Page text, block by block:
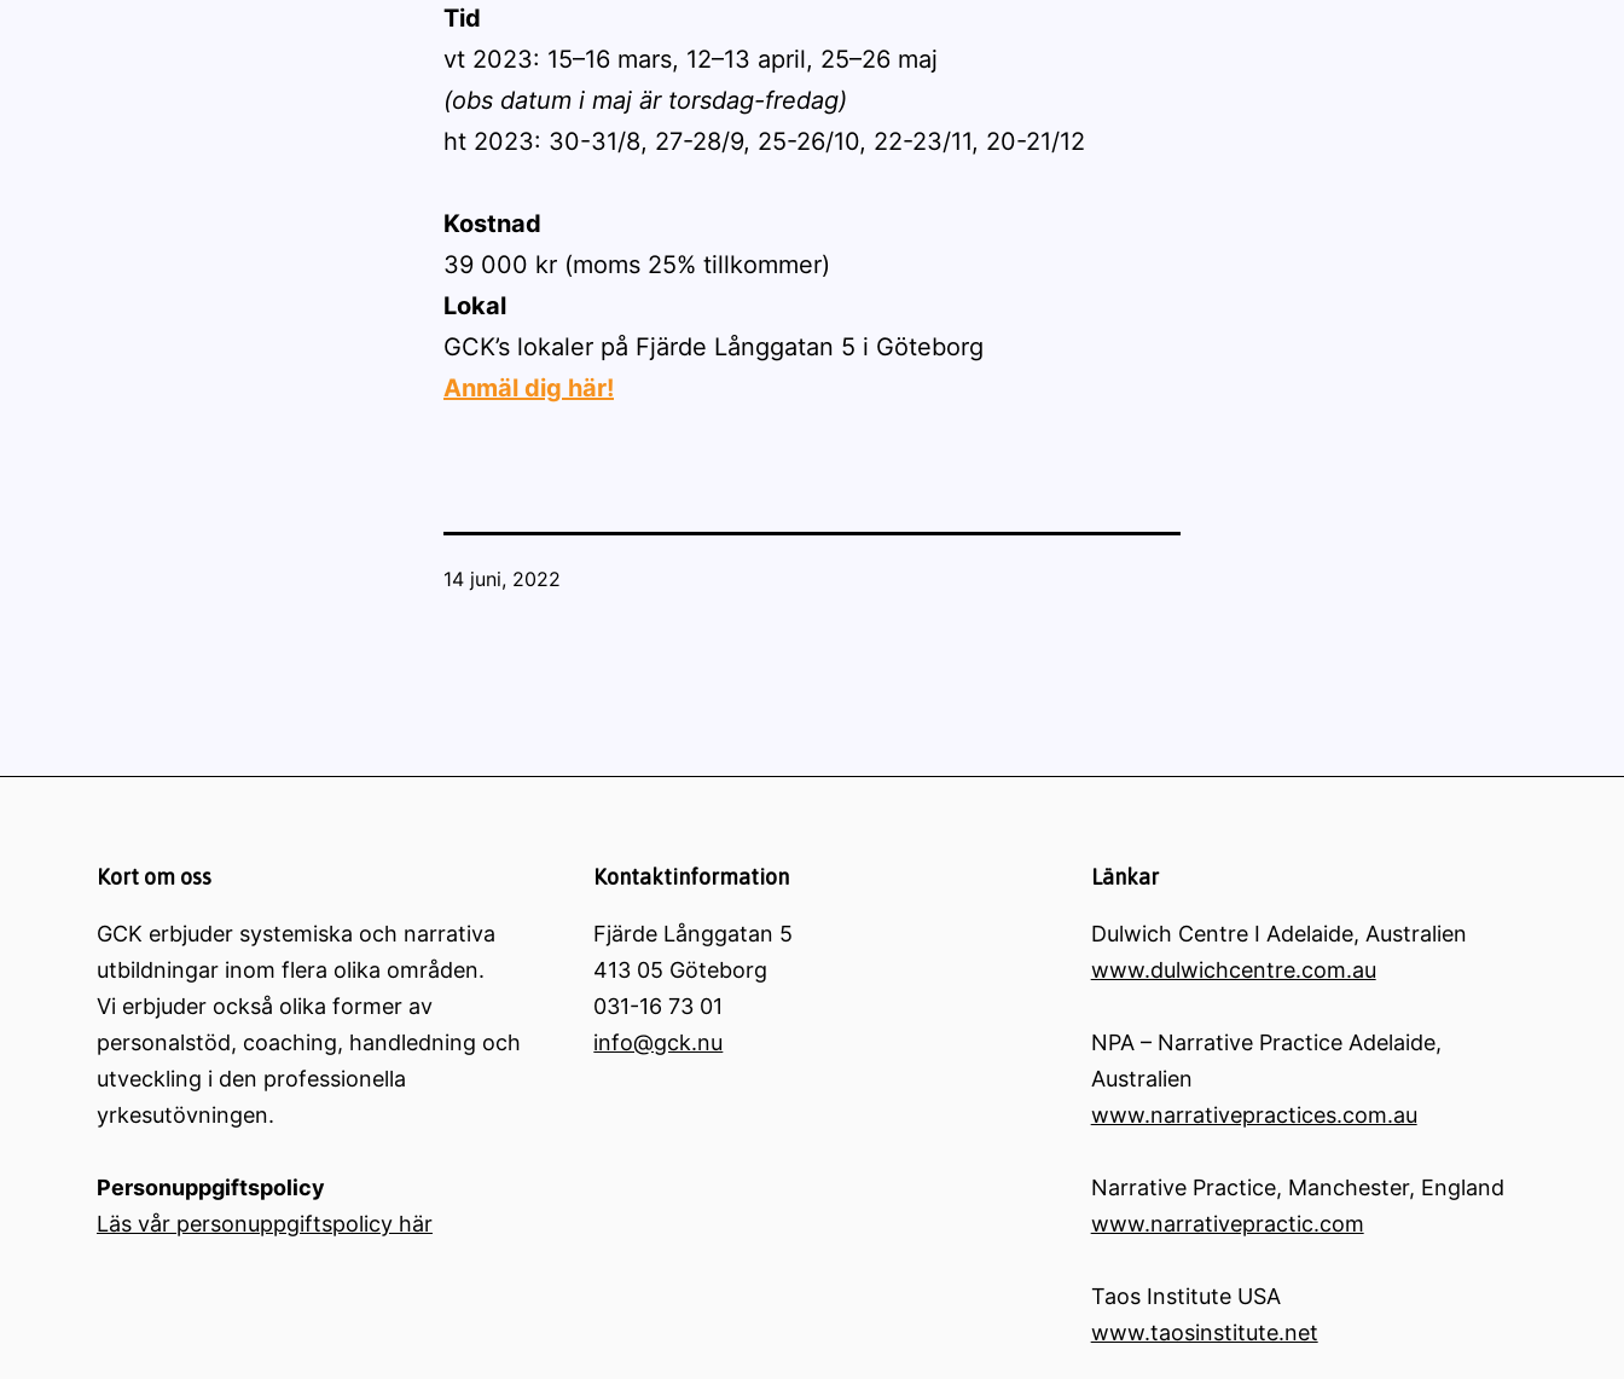
Tid
vt 2023: 15–16 mars, 12–13 april, 25–26 maj
(obs datum i maj är torsdag-fredag)
ht 2023: 30-31/8, 27-28/9, 25-26/10, 22-23/11, 20-21/12
Kostnad
39 000 kr (moms 25% tillkommer)
Lokal
GCK’s lokaler på Fjärde Långgatan 5 i Göteborg
Anmäl dig här!
Publicerat
14 juni, 2022
Kort om oss
GCK erbjuder systemiska och narrativa
utbildningar inom flera olika områden.
Vi erbjuder också olika former av
personalstöd, coaching, handledning och
utveckling i den professionella
yrkesutövningen.
Personuppgiftspolicy
Läs vår personuppgiftspolicy här
Kontaktinformation
Fjärde Långgatan 5
413 05 Göteborg
031-16 73 01
info@gck.nu
Länkar
Dulwich Centre I Adelaide, Australien
www.dulwichcentre.com.au
NPA – Narrative Practice Adelaide,
Australien
www.narrativepractices.com.au
Narrative Practice, Manchester, England
www.narrativepractic.com
Taos Institute USA
www.taosinstitute.net